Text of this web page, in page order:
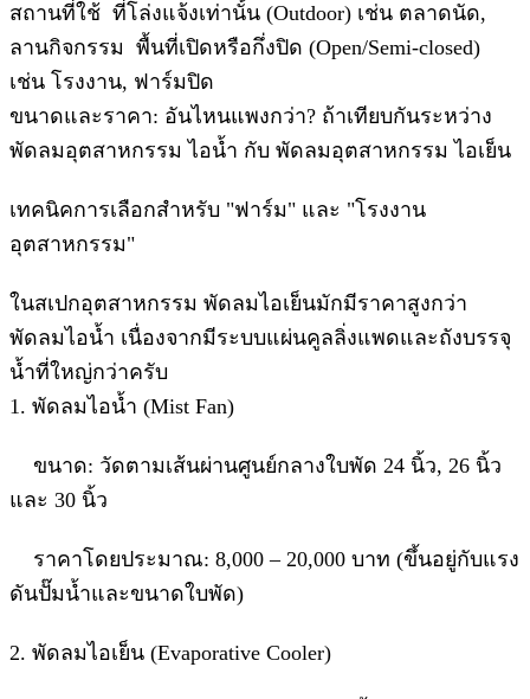
สถานที่ใช้ ที่โล่งแจ้งเท่านั้น (Outdoor) เช่น ตลาดนัด,
ลานกิจกรรม พื้นที่เปิดหรือกึ่งปิด (Open/Semi-closed)
เช่น โรงงาน, ฟาร์มปิด
ขนาดและราคา: อันไหนแพงกว่า? ถ้าเทียบกันระหว่าง
พัดลมอุตสาหกรรม ไอน้ำ กับ พัดลมอุตสาหกรรม ไอเย็น
เทคนิคการเลือกสำหรับ "ฟาร์ม" และ "โรงงาน
อุตสาหกรรม"
ในสเปกอุตสาหกรรม พัดลมไอเย็นมักมีราคาสูงกว่า
พัดลมไอน้ำ เนื่องจากมีระบบแผ่นคูลลิ่งแพดและถังบรรจุ
น้ำที่ใหญ่กว่าครับ
1. พัดลมไอน้ำ (Mist Fan)
ขนาด: วัดตามเส้นผ่านศูนย์กลางใบพัด 24 นิ้ว, 26 นิ้ว
และ 30 นิ้ว
ราคาโดยประมาณ: 8,000 – 20,000 บาท (ขึ้นอยู่กับแรง
ดันปั๊มน้ำและขนาดใบพัด)
2. พัดลมไอเย็น (Evaporative Cooler)